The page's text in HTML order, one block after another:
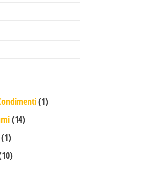
11 prodotto
1414 prodotti
11 prodotto
1010 prodotti